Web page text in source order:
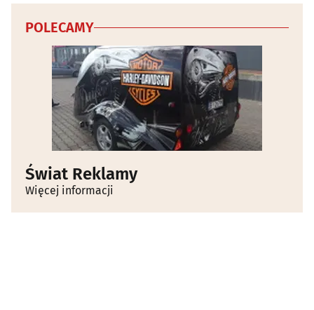
Pomiarowa aparatura i urządzenia(12)
Przędza, włóczka (0)
Rolne artykuły - skup, sprzedaż
POLECAMY
Świat Reklamy
Więcej informacji